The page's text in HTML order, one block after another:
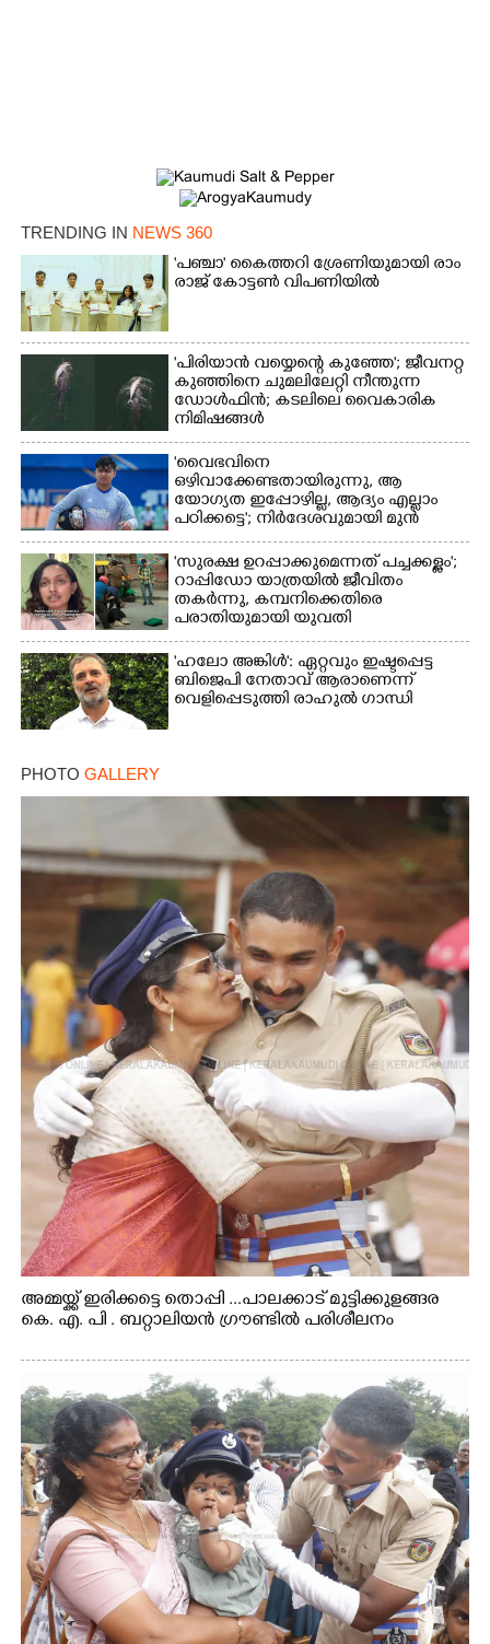
TRENDING IN NEWS 360
'​പ​ഞ്ചാ​'​ ​കൈ​ത്ത​റി​ ​ശ്രേ​ണി​യു​മാ​യി​ ​രാം​
രാ​ജ് ​കോ​ട്ടൺ വിപണിയിൽ
'പിരിയാൻ വയ്യെന്റെ കുഞ്ഞേ'; ജീവനറ്റ
കുഞ്ഞിനെ ചുമലിലേറ്റി നീന്തുന്ന
ഡോൾഫിൻ; കടലിലെ വൈകാരിക
നിമിഷങ്ങൾ
'വൈഭവിനെ
ഒഴിവാക്കേണ്ടതായിരുന്നു,​ ആ
യോഗ്യത ഇപ്പോഴില്ല, ആദ്യം എല്ലാം
പഠിക്കട്ടെ'; നിർദേശവുമായി മുൻ
ക്രിക്കറ്റ് താരം
'സുരക്ഷ ഉറപ്പാക്കുമെന്നത് പച്ചക്കള്ളം';
റാപ്പിഡോ യാത്രയിൽ ജീവിതം
തകർന്നു, കമ്പനിക്കെതിരെ
പരാതിയുമായി യുവതി
'ഹലോ അങ്കിൾ': ഏറ്റവും ഇഷ്ടപ്പെട്ട
ബിജെപി നേതാവ് ആരാണെന്ന്
വെളിപ്പെടുത്തി രാഹുൽ ഗാന്ധി
PHOTO GALLERY
അമ്മയ്ക്ക് ഇരിക്കട്ടെ തൊപ്പി ...പാലക്കാട് മുട്ടിക്കുളങ്ങര
കെ. എ. പി . ബറ്റാലിയൻ ഗ്രൗണ്ടിൽ പരിശീലനം
Share this link
Copy Link